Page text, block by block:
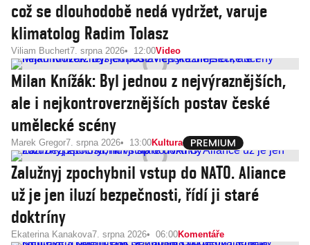
což se dlouhodobě nedá vydržet, varuje
klimatolog Radim Tolasz
Viliam Buchert7. srpna 2026 12:00Video
Milan Knížák: Byl jednou z nejvýraznějších,
ale i nejkontroverznějších postav české
umělecké scény
Marek Gregor7. srpna 2026 13:00Kultura
Zalužnyj zpochybnil vstup do NATO. Aliance
už je jen iluzí bezpečnosti, řídí ji staré
doktríny
Ekaterina Kanakova7. srpna 2026 06:00Komentáře